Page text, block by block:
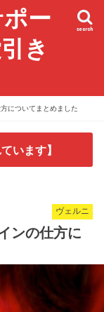
ー
き
search
についてまとめました
います】
ヴェルニ
ンの仕方に